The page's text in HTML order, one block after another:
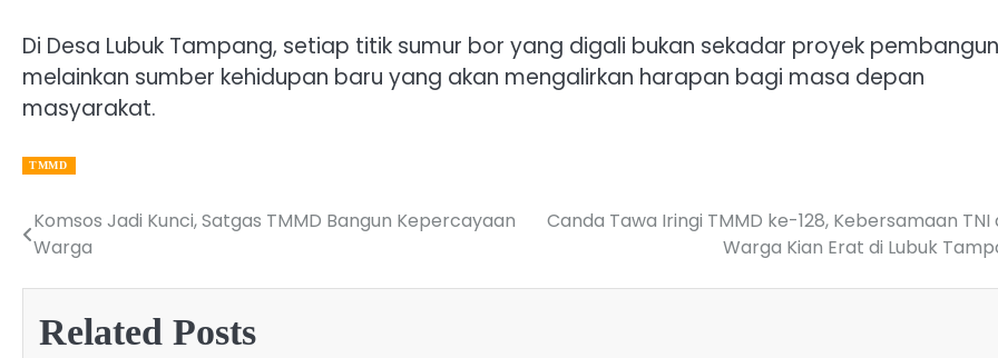
Di Desa Lubuk Tampang, setiap titik sumur bor yang digali bukan sekadar proyek
melainkan sumber kehidupan baru yang akan mengalirkan harapan bagi masa depan
masyarakat.
TMMD
Post
navigation
Komsos Jadi Kunci, Satgas TMMD Bangun Kepercayaan
Warga
Canda Tawa Iringi TMMD ke-128, Kebersamaan TNI
Warga Kian Erat di Lubuk
Related Posts